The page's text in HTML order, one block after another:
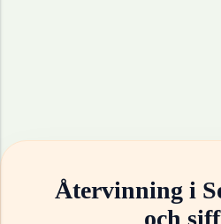
Återvinning i
och